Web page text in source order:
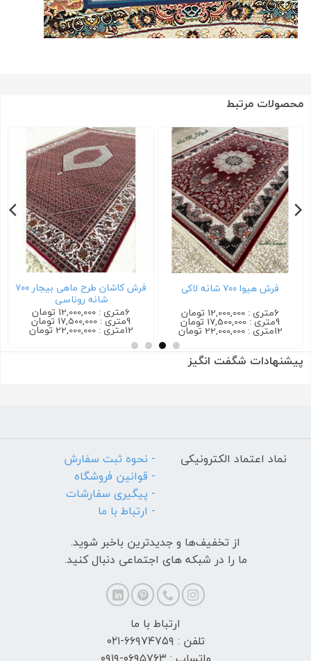
محصولات مرتبط
فرش ترمه ۷۰۰ شانه سرمه ای
6متری : 12,000,000 تومان
9متری : 17,500,000 تومان
12متری : 22,000,000 تومان
فرش کاشان گیلدا ۷۰۰ شانه کرم
6متری : 12,000,000 تومان
9متری : 17,500,000 تومان
12متری : 22,000,000 تومان
پیشنهادات شگفت انگیز
نماد اعتماد الکترونیکی
- نحوه ثبت سفارش
- قوانین فروشگاه
- پیگیری سفارشات
- ارتباط با ما
از تخفیف‌ها و جدیدترین‌ باخبر شوید.
ما را در شبکه های اجتماعی دنبال کنید.
ارتباط با ما
تلفن : ۶۶۹۷۴۷۵۹-۰۲۱